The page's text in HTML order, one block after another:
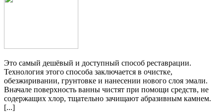
Это самый дешёвый и доступный способ реставрации.
Технология этого способа заключается в очистке,
обезжиривании, грунтовке и нанесении нового слоя эмали.
Вначале поверхность ванны чистят при помощи средств, не
содержащих хлор, тщательно зачищают абразивным камнем.
[...]